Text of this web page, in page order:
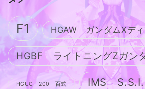
F1 HGAW ガンダムXディ
HGBF ライトニングZガン
HGUC 200 百式 IMS S.S.I.